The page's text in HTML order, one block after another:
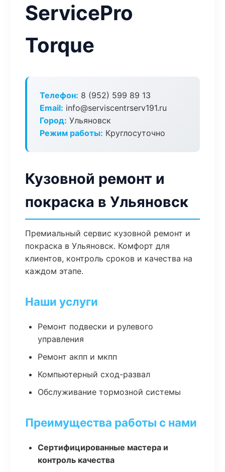
ServicePro
Torque
Телефон: 8 (952) 599 89 13
Email: info@serviscentrserv191.ru
Город: Ульяновск
Режим работы: Круглосуточно
Кузовной ремонт и
покраска в Ульяновск
Премиальный сервис кузовной ремонт и
покраска в Ульяновск. Комфорт для
клиентов, контроль сроков и качества на
каждом этапе.
Наши услуги
Ремонт подвески и рулевого
управления
Ремонт акпп и мкпп
Компьютерный сход-развал
Обслуживание тормозной системы
Преимущества работы с нами
Сертифицированные мастера и
контроль качества